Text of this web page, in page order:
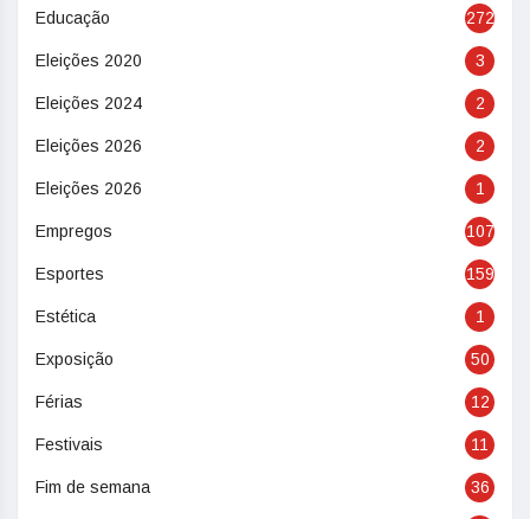
Educação 272
Eleições 2020 3
Eleições 2024 2
Eleições 2026 2
Eleições 2026 1
Empregos 107
Esportes 159
Estética 1
Exposição 50
Férias 12
Festivais 11
Fim de semana 36